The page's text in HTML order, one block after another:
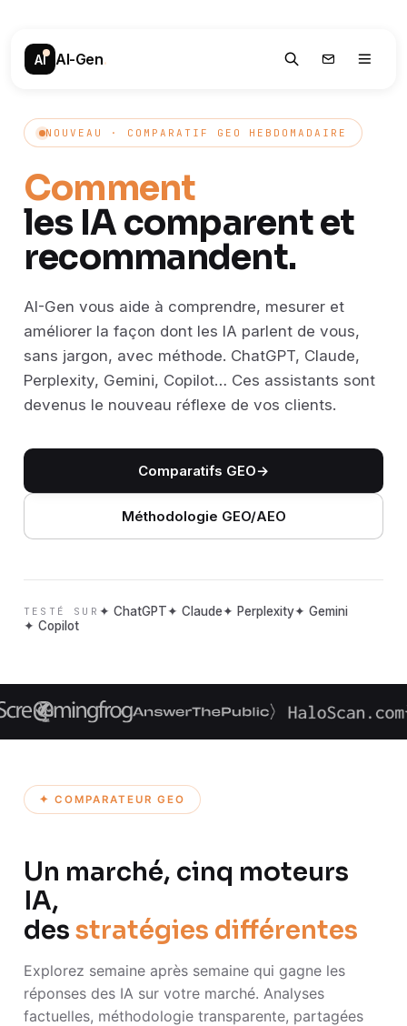
AI AI-Gen.
NOUVEAU · COMPARATIF GEO HEBDOMADAIRE
Comment
les IA comparent et
recommandent.
AI-Gen vous aide à comprendre, mesurer et
améliorer la façon dont les IA parlent de vous,
sans jargon, avec méthode. ChatGPT, Claude,
Perplexity, Gemini, Copilot… Ces assistants sont
devenus le nouveau réflexe de vos clients.
Comparatifs GEO→
Méthodologie GEO/AEO
TESTÉ SUR ✦ ChatGPT✦ Claude✦ Perplexity✦ Gemini
✦ Copilot
✦ COMPARATEUR GEO
Un marché, cinq moteurs
IA,
des stratégies différentes
Explorez semaine après semaine qui gagne les
réponses des IA sur votre marché. Analyses
factuelles, méthodologie transparente, partagées